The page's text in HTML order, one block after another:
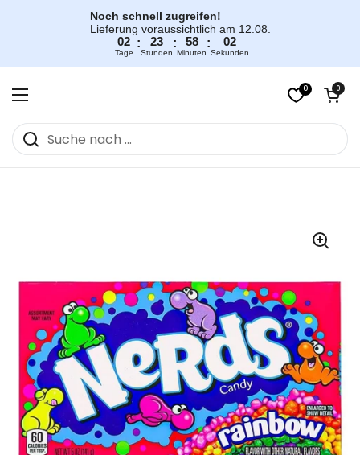
Noch schnell zugreifen!
Lieferung voraussichtlich am 12.08.
02
Tage
: 23
Stunden
: 58
Minuten
: 02
Sekunden
Menü öffnen
0Warenkorb
0